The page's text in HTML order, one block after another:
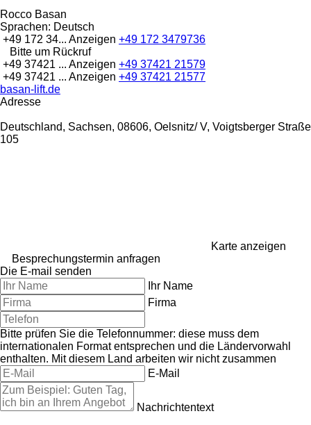
Rocco Basan
Sprachen: Deutsch
+49 172 34... Anzeigen +49 172 3479736
Bitte um Rückruf
+49 37421 ... Anzeigen +49 37421 21579
+49 37421 ... Anzeigen +49 37421 21577
basan-lift.de
Adresse
Deutschland, Sachsen, 08606, Oelsnitz/ V, Voigtsberger Straße
105
Karte anzeigen
Besprechungstermin anfragen
Die E-mail senden
Ihr Name
Firma
Bitte prüfen Sie die Telefonnummer: diese muss dem
internationalen Format entsprechen und die Ländervorwahl
enthalten. Mit diesem Land arbeiten wir nicht zusammen
E-Mail
Nachrichtentext